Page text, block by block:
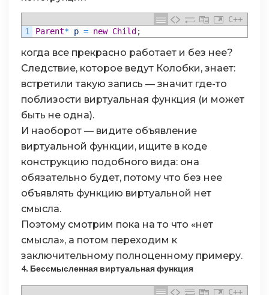
C++
1
Parent* p = new Child ;
когда все прекрасно работает и без нее?
Следствие, которое ведут Колобки, знает:
встретили такую запись — значит где-то
поблизости виртуальная функция (и может
быть не одна).
И наоборот — видите объявление
виртуальной функции, ищите в коде
конструкцию подобного вида: она
обязательно будет, потому что без нее
объявлять функцию виртуальной нет
смысла.
Поэтому смотрим пока на то что «нет
смысла», а потом переходим к
заключительному полноценному примеру.
4. Бессмысленная виртуальная функция
C++